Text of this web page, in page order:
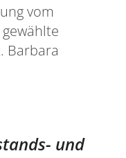
vom
Barbara
und